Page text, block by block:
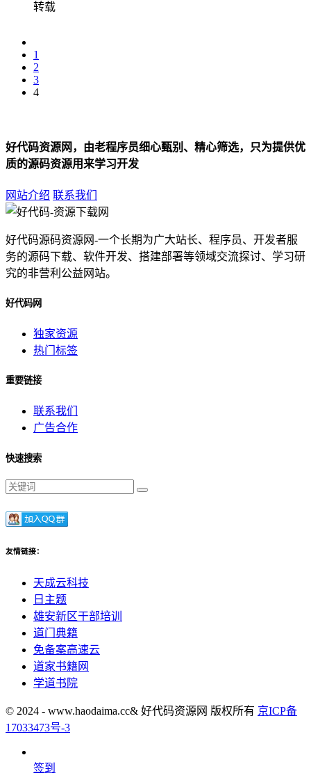
转载
1
2
3
4
好代码资源网，由老程序员细心甄别、精心筛选，只为提供优
质的源码资源用来学习开发
网站介绍 联系我们
好代码源码资源网-一个长期为广大站长、程序员、开发者服
务的源码下载、软件开发、搭建部署等领域交流探讨、学习研
究的非营利公益网站。
好代码网
独家资源
热门标签
重要链接
联系我们
广告合作
快速搜索
友情链接：
天成云科技
日主题
雄安新区干部培训
道门典籍
免备案高速云
道家书籍网
学道书院
© 2024 - www.haodaima.cc& 好代码资源网 版权所有 京ICP备
17033473号-3
签到